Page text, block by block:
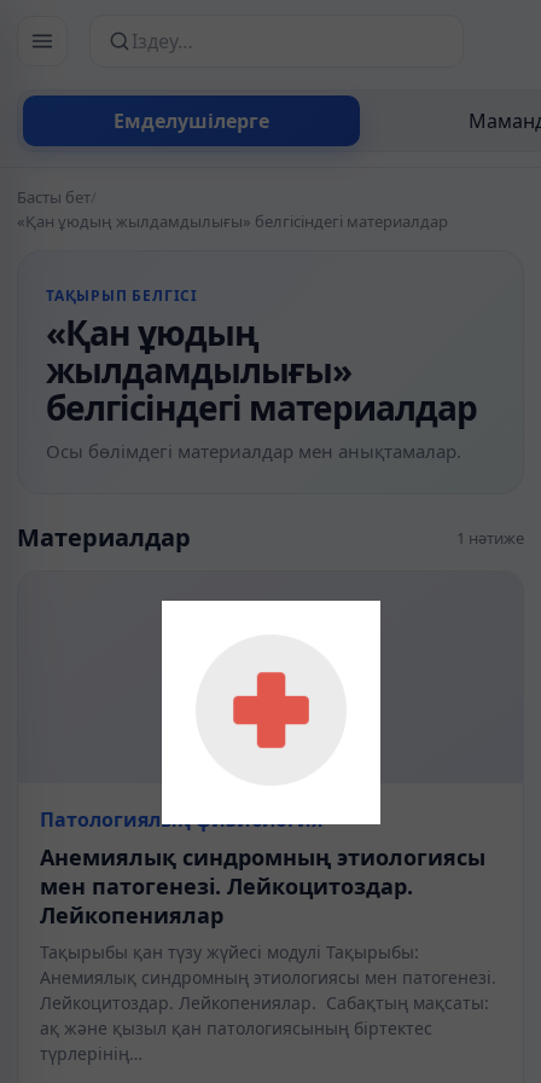
Емделушілерге
Сайттан іздеу
Басты бет/
«Қан ұюдың жылдамдылығы» белгісіндегі материалдар
ТАҚЫРЫП БЕЛГІСІ
«Қан ұюдың
жылдамдылығы»
белгісіндегі материалдар
Осы бөлімдегі материалдар мен анықтамалар.
Материалдар 1 нәтиже
Патологиялық физиология
Анемиялық синдромның этиологиясы
мен патогенезі. Лейкоцитоздар.
Лейкопениялар
Тақырыбы қан түзу жүйесі модулі Тақырыбы:
Анемиялық синдромның этиологиясы мен патогенезі.
Лейкоцитоздар. Лейкопениялар. Сабақтың мақсаты:
ақ және қызыл қан патологиясының біртектес
түрлерінің…